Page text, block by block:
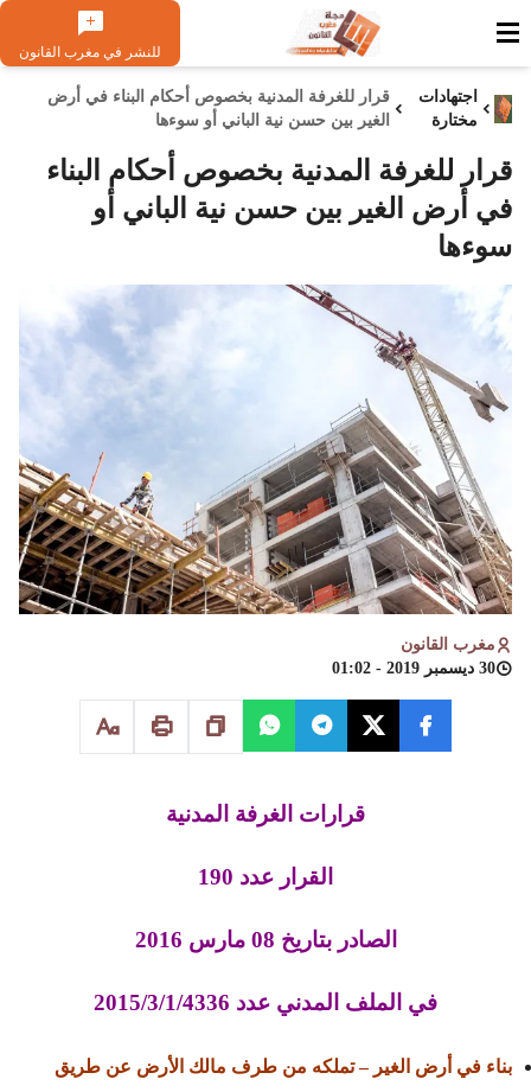
للنشر في مغرب القانون
اجتهادات
مختارة
قرار للغرفة المدنية بخصوص أحكام البناء في أرض
الغير بين حسن نية الباني أو سوءها
قرار للغرفة المدنية بخصوص أحكام البناء
في أرض الغير بين حسن نية الباني أو
سوءها
مغرب القانون
30 ديسمبر 2019 - 01:02
قرارات الغرفة المدنية
القرار عدد 190
الصادر بتاريخ 08 مارس 2016
في الملف المدني عدد 2015/3/1/4336
بناء في أرض الغير – تملكه من طرف مالك الأرض عن طريق